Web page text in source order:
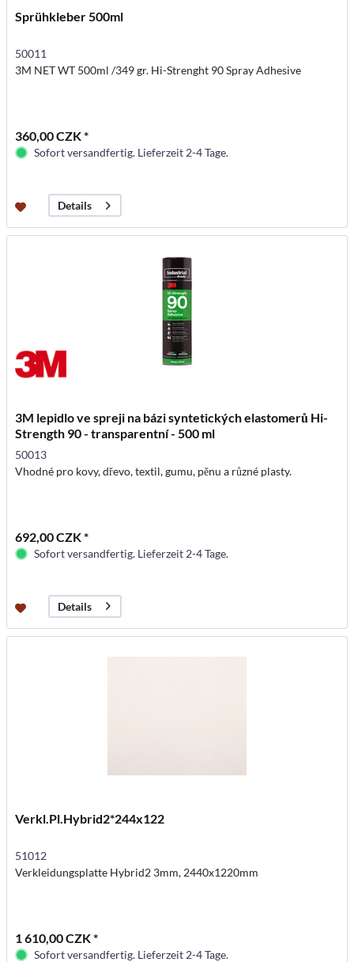
Sprühkleber 500ml
50011
3M NET WT 500ml /349 gr. Hi-Strenght 90 Spray Adhesive
360,00 CZK *
Sofort versandfertig. Lieferzeit 2-4 Tage.
Details
3M lepidlo ve spreji na bázi syntetických elastomerů Hi-
Strength 90 - transparentní - 500 ml
50013
Vhodné pro kovy, dřevo, textil, gumu, pěnu a různé plasty.
692,00 CZK *
Sofort versandfertig. Lieferzeit 2-4 Tage.
Details
Verkl.Pl.Hybrid2*244x122
51012
Verkleidungsplatte Hybrid2 3mm, 2440x1220mm
1 610,00 CZK *
Sofort versandfertig. Lieferzeit 2-4 Tage.